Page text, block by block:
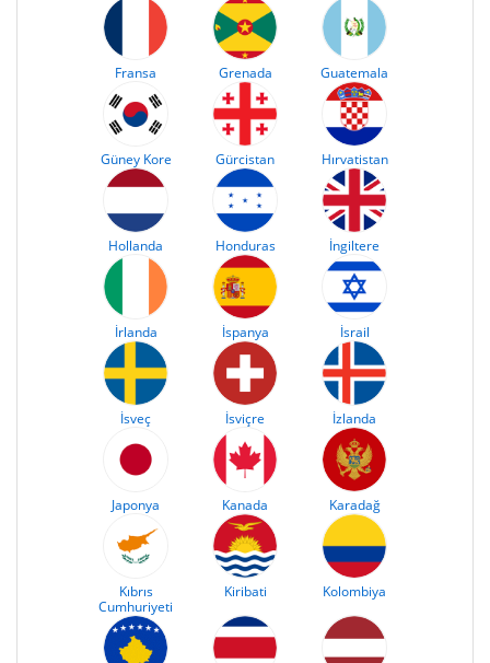
Fransa Grenada Guatemala
Güney Kore Gürcistan Hırvatistan
Hollanda Honduras İngiltere
İrlanda İspanya İsrail
İsveç İsviçre İzlanda
Japonya Kanada Karadağ
Kıbrıs
Cumhuriyeti
Kiribati Kolombiya